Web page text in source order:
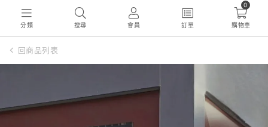
分類 搜尋 會員 訂單
0
購物車
回商品列表